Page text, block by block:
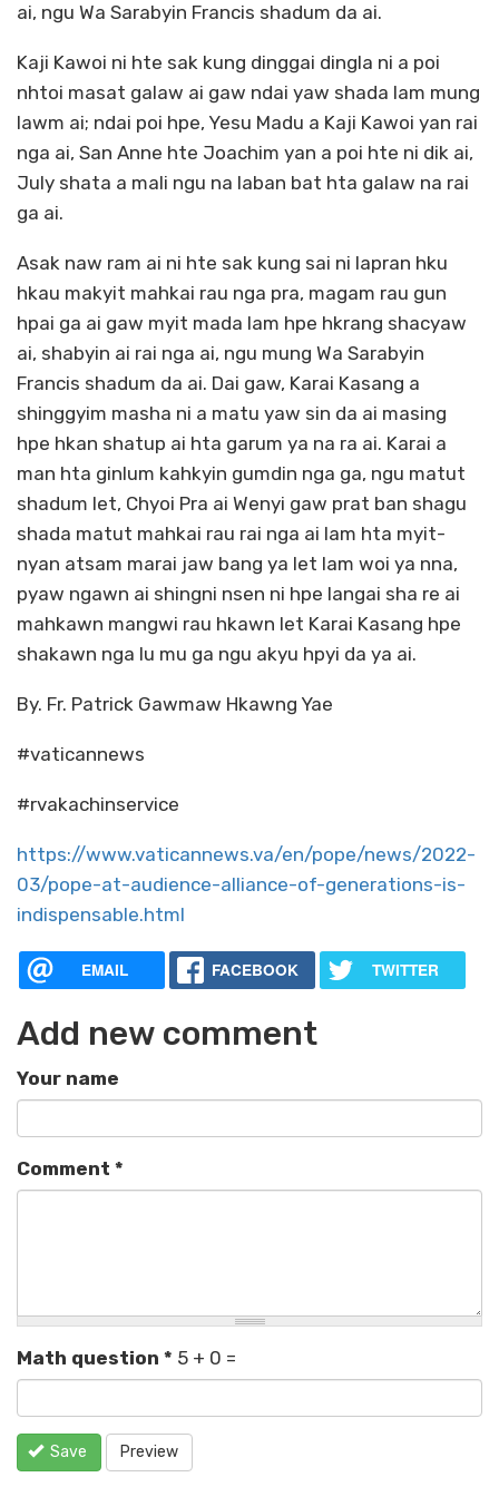
ai, ngu Wa Sarabyin Francis shadum da ai.
Kaji Kawoi ni hte sak kung dinggai dingla ni a poi
nhtoi masat galaw ai gaw ndai yaw shada lam mung
lawm ai; ndai poi hpe, Yesu Madu a Kaji Kawoi yan rai
nga ai, San Anne hte Joachim yan a poi hte ni dik ai,
July shata a mali ngu na laban bat hta galaw na rai
ga ai.
Asak naw ram ai ni hte sak kung sai ni lapran hku
hkau makyit mahkai rau nga pra, magam rau gun
hpai ga ai gaw myit mada lam hpe hkrang shacyaw
ai, shabyin ai rai nga ai, ngu mung Wa Sarabyin
Francis shadum da ai. Dai gaw, Karai Kasang a
shinggyim masha ni a matu yaw sin da ai masing
hpe hkan shatup ai hta garum ya na ra ai. Karai a
man hta ginlum kahkyin gumdin nga ga, ngu matut
shadum let, Chyoi Pra ai Wenyi gaw prat ban shagu
shada matut mahkai rau rai nga ai lam hta myit-
nyan atsam marai jaw bang ya let lam woi ya nna,
pyaw ngawn ai shingni nsen ni hpe langai sha re ai
mahkawn mangwi rau hkawn let Karai Kasang hpe
shakawn nga lu mu ga ngu akyu hpyi da ya ai.
By. Fr. Patrick Gawmaw Hkawng Yae
#vaticannews
#rvakachinservice
https://www.vaticannews.va/en/pope/news/2022-
03/pope-at-audience-alliance-of-generations-is-
indispensable.html
EMAIL FACEBOOK TWITTER
Add new comment
Your name
Comment *
Math question * 5 + 0 =
Save Preview